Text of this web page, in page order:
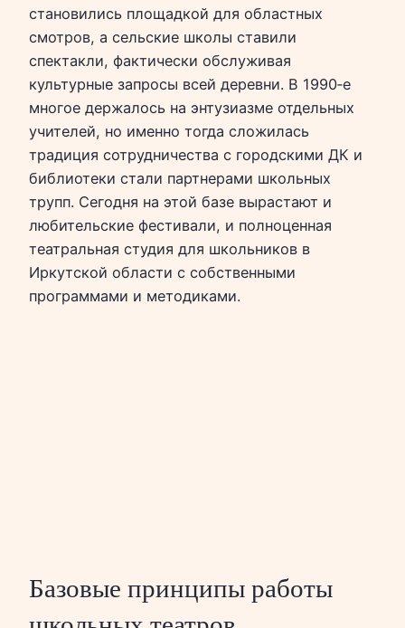
становились площадкой для областных
смотров, а сельские школы ставили
спектакли, фактически обслуживая
культурные запросы всей деревни. В 1990‑е
многое держалось на энтузиазме отдельных
учителей, но именно тогда сложилась
традиция сотрудничества с городскими ДК и
библиотеки стали партнерами школьных
трупп. Сегодня на этой базе вырастают и
любительские фестивали, и полноценная
театральная студия для школьников в
Иркутской области с собственными
программами и методиками.
Базовые принципы работы